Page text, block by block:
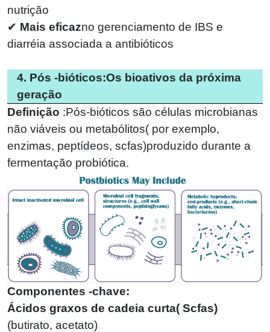
nutrição
✔ Mais eficazno gerenciamento de IBS e
diarréia associada a antibióticos
4. Pós -bióticos:Os bioativos da próxima
geração
Definição :Pós-bióticos são células microbianas
não viáveis ​​ou metabólitos( por exemplo,
enzimas, peptídeos, scfas)produzido durante a
fermentação probiótica.
Componentes -chave:
Ácidos graxos de cadeia curta( Scfas)
(butirato, acetato)